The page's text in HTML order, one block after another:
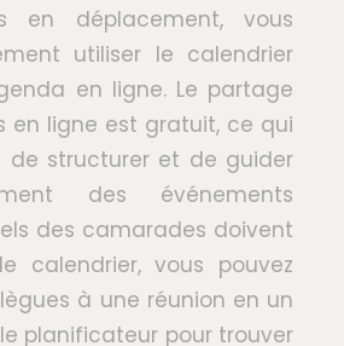
en déplacement, vous
utiliser le calendrier
en ligne. Le partage
en ligne est gratuit, ce qui
de structurer et de guider
des événements
des camarades doivent
calendrier, vous pouvez
à une réunion en un
planificateur pour trouver